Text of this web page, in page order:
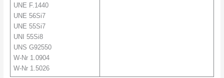
UNE F.1440
UNE 56Si7
UNE 55Si7
UNI 55Si8
UNS G92550
W-Nr 1.0904
W-Nr 1.5026